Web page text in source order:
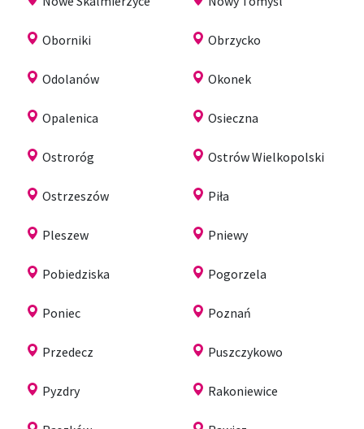
Oborniki Obrzycko
Odolanów Okonek
Opalenica Osieczna
Ostroróg Ostrów Wielkopolski
Ostrzeszów Piła
Pleszew Pniewy
Pobiedziska Pogorzela
Poniec Poznań
Przedecz Puszczykowo
Pyzdry Rakoniewice